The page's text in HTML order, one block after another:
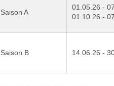
Saison A
01.05.26 -
01.10.26 -
Saison B 14.06.26 -